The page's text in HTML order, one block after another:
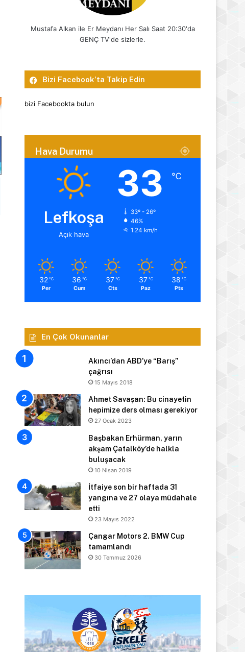
Mustafa Alkan ile Er Meydanı Her Salı Saat 20:30'da
GENÇ TV'de sizlerle.
Bizi Facebook’ta Takip Edin
bizi Facebookta bulun
Hava Durumu
Lefkoşa
Açık hava
33 ℃
33º - 26º
46%
1.24 km/h
32 ℃
Per
36 ℃
Cum
37 ℃
Cts
37 ℃
Paz
38 ℃
Pts
En Çok Okunanlar
Akıncı’dan ABD’ye “Barış”
çağrısı
15 Mayıs 2018
Ahmet Savaşan: Bu cinayetin
hepimize ders olması gerekiyor
27 Ocak 2023
Başbakan Erhürman, yarın
akşam Çatalköy’de halkla
buluşacak
10 Nisan 2019
İtfaiye son bir haftada 31
yangına ve 27 olaya müdahale
etti
23 Mayıs 2022
Çangar Motors 2. BMW Cup
tamamlandı
30 Temmuz 2026